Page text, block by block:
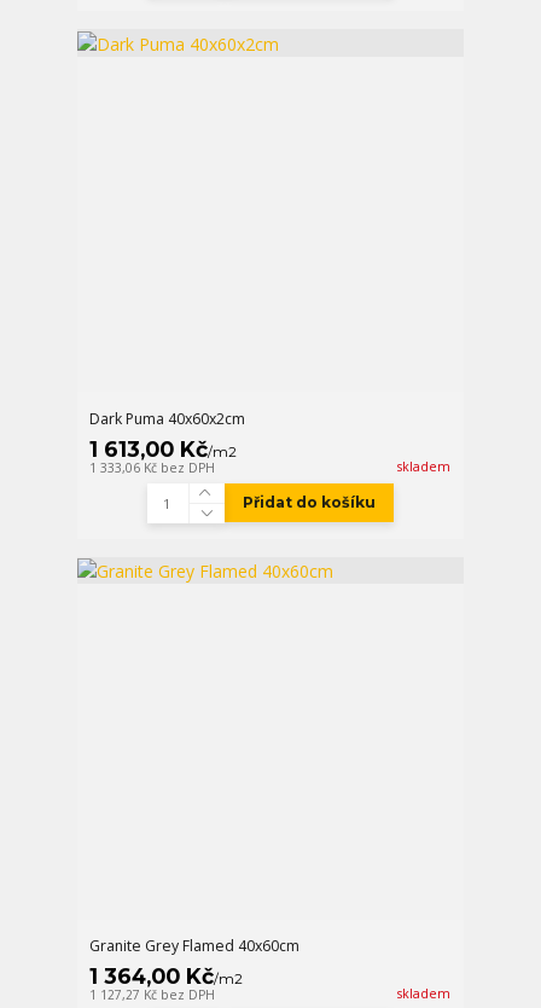
Dark Puma 40x60x2cm
1 613,00 Kč/m2
1 333,06 Kč bez DPH skladem
Přidat do košíku
Granite Grey Flamed 40x60cm
1 364,00 Kč/m2
1 127,27 Kč bez DPH skladem